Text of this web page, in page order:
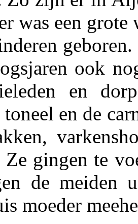
was een
ook
en
en de
gingen te
de meiden
moeder